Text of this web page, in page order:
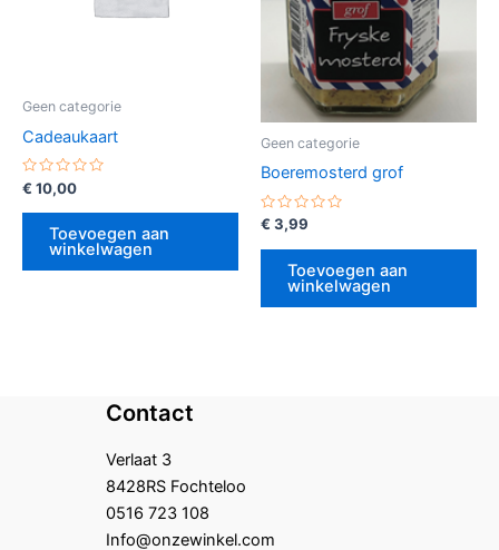
Geen categorie
Cadeaukaart
Gewaardeerd
0
uit
€ 10,00
Toevoegen aan
winkelwagen
Geen categorie
Boeremosterd grof
Gewaardeerd
uit
€ 3,99
Toevoegen aan
winkelwagen
Contact
Verlaat 3
8428RS Fochteloo
0516 723 108
Info@onzewinkel.com